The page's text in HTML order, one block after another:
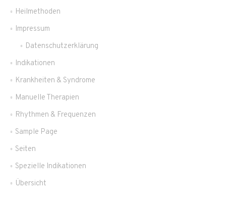
Heilmethoden
Impressum
Datenschutzerklärung
Indikationen
Krankheiten & Syndrome
Manuelle Therapien
Rhythmen & Frequenzen
Sample Page
Seiten
Spezielle Indikationen
Übersicht